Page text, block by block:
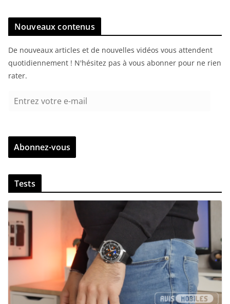
Nouveaux contenus
De nouveaux articles et de nouvelles vidéos vous attendent
quotidiennement ! N'hésitez pas à vous abonner pour ne rien
rater.
r
z
v
t
r
e
e
m
i
Abonnez-vous
Tests